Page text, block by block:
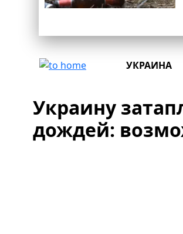
УКРАИНА
Украину
дождей: